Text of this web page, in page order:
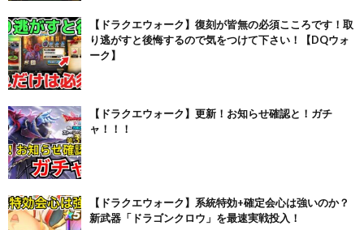
【ドラクエウォーク】復刻が皆無の必須こころです！取
り逃がすと後悔するので気をつけて下さい！【DQウォ
ーク】
【ドラクエウォーク】更新！お知らせ確認と！ガチ
ャ！！！
【ドラクエウォーク】系統特効+確定会心は強いのか？
新武器「ドラゴンクロウ」を最速実戦投入！